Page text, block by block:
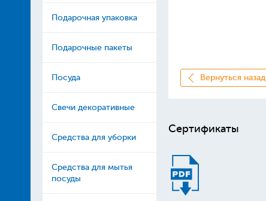
Подарочная упаковка
Подарочные пакеты
Посуда
Свечи декоративные
Средства для уборки
Средства для мытья
посуды
Вернуться назад
Сертификаты